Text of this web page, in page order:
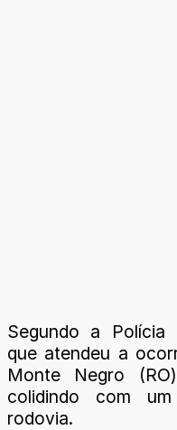
Segundo a Polícia
que atendeu a
Monte Negro
colidindo com
rodovia.